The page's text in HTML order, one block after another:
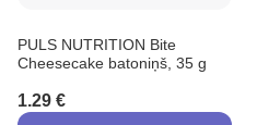
PULS NUTRITION Bite
Cheesecake batoniņš, 35 g
1.29 €